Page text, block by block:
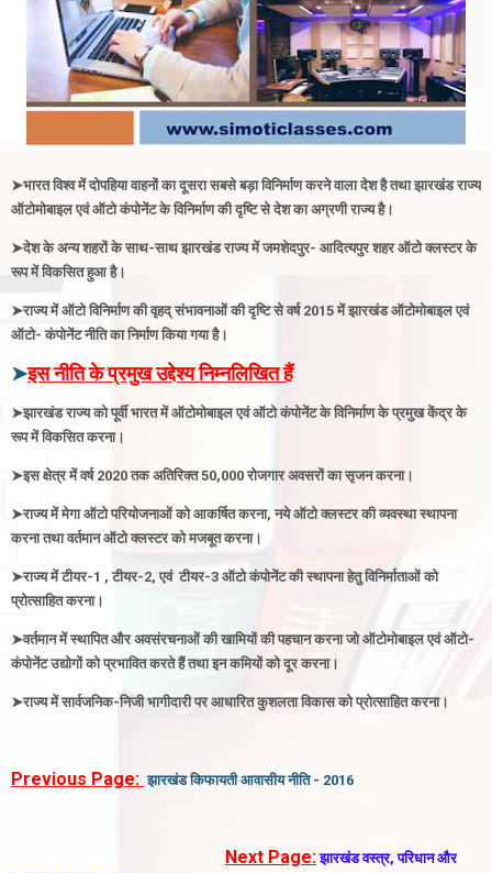
➤भारत विश्व में दोपहिया वाहनों का दूसरा सबसे बड़ा विनिर्माण करने वाला देश है तथा झारखंड राज्य
ऑटोमोबाइल एवं ऑटो कंपोनेंट के विनिर्माण की दृष्टि से देश का अग्रणी राज्य है।
➤देश के अन्य शहरों के साथ-साथ झारखंड राज्य में जमशेदपुर- आदित्यपुर शहर ऑटो क्लस्टर के
रूप में विकसित हुआ है।
➤राज्य में ऑटो विनिर्माण की वृहद् संभावनाओं की दृष्टि से वर्ष 2015 में झारखंड ऑटोमोबाइल एवं
ऑटो- कंपोनेंट नीति का निर्माण किया गया है।
➤इस नीति के प्रमुख उद्देश्य निम्नलिखित हैं
➤झारखंड राज्य को पूर्वी भारत में ऑटोमोबाइल एवं ऑटो कंपोनेंट के विनिर्माण के प्रमुख केंद्र के
रूप में विकसित करना।
➤इस क्षेत्र में वर्ष 2020 तक अतिरिक्त 50,000 रोजगार अवसरों का सृजन करना।
➤राज्य में मेगा ऑटो परियोजनाओं को आकर्षित करना, नये ऑटो क्लस्टर की व्यवस्था स्थापना
करना तथा वर्तमान ऑटो क्लस्टर को मजबूत करना।
➤राज्य में टीयर-1 , टीयर-2, एवं टीयर-3 ऑटोकंपोनेंटकी स्थापना हेतु विनिर्माताओं को
प्रोत्साहित करना।
➤वर्तमान में स्थापित और अवसंरचनाओं की खामियों की पहचान करना जो ऑटोमोबाइल एवं ऑटो-
कंपोनेंट उद्योगों को प्रभावित करते हैं तथा इन कमियों को दूर करना।
➤राज्य में सार्वजनिक-निजी भागीदारी पर आधारित कुशलता विकास को प्रोत्साहित करना।
Previous Page: झारखंड किफायती आवासीय नीति - 2016
Next Page: झारखंड वस्त्र, परिधान और